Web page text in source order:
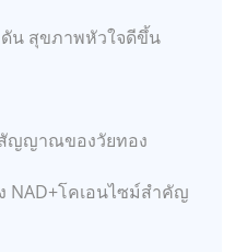
น สุขภาพหัวใจดีขึ้น
ญญาณของวัยทอง
NAD+โคเอนไซม์สำคัญ